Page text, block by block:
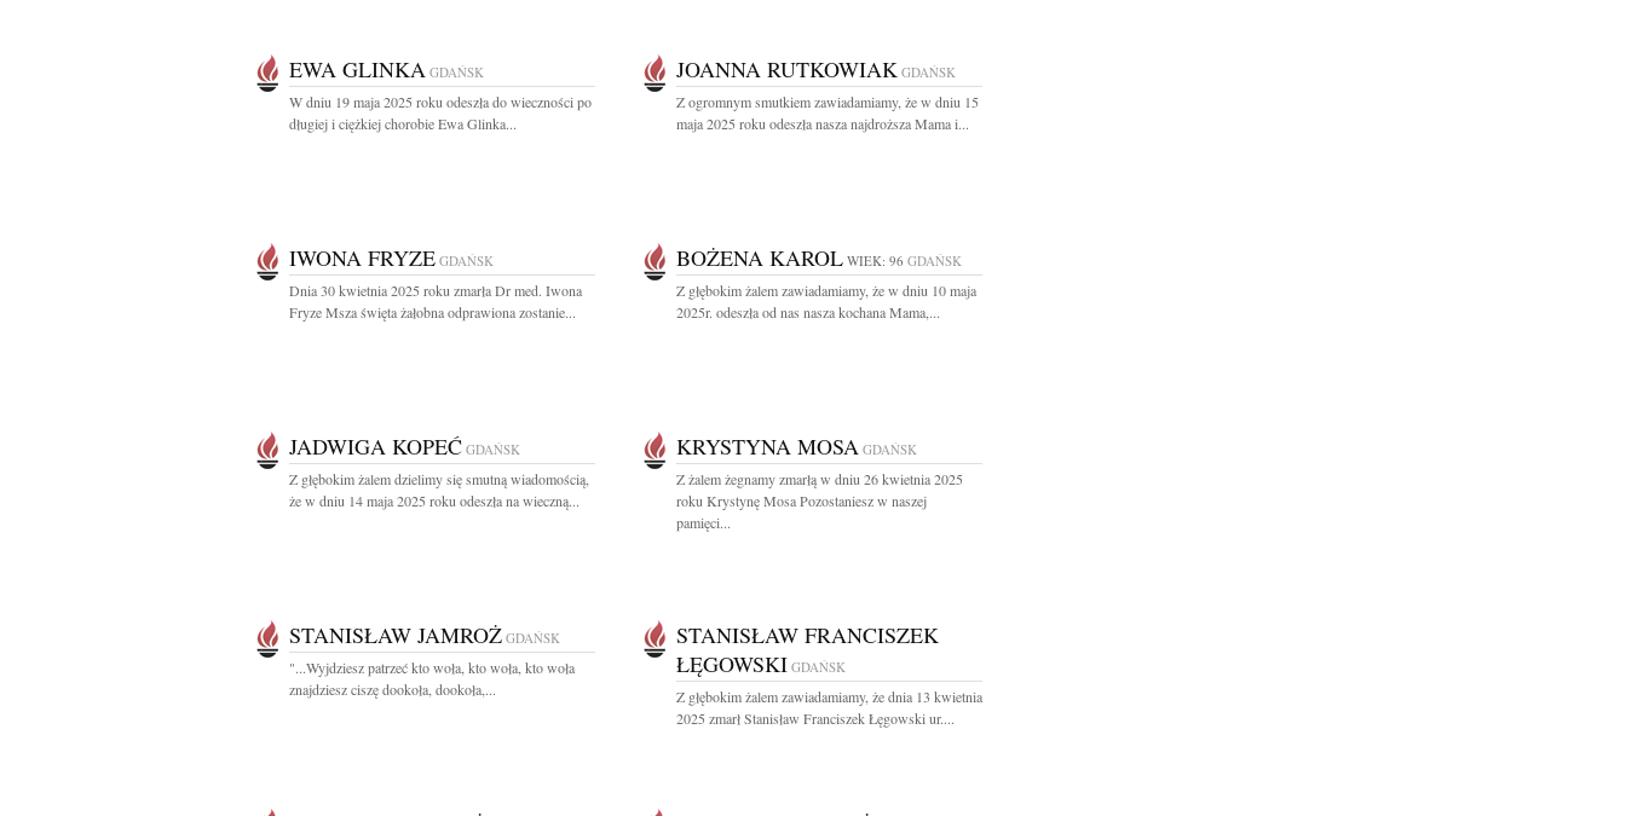
EWA GLINKA GDAŃSK
W dniu 19 maja 2025 roku odeszła do wieczności po
długiej i ciężkiej chorobie Ewa Glinka...
JOANNA RUTKOWIAK GDAŃSK
Z ogromnym smutkiem zawiadamiamy, że w dniu 15
maja 2025 roku odeszła nasza najdroższa Mama i...
IWONA FRYZE GDAŃSK
Dnia 30 kwietnia 2025 roku zmarła Dr med. Iwona
Fryze Msza święta żałobna odprawiona zostanie...
BOŻENA KAROL WIEK: 96 GDAŃSK
Z głębokim żalem zawiadamiamy, że w dniu 10 maja
2025r. odeszła od nas nasza kochana Mama,...
JADWIGA KOPEĆ GDAŃSK
Z głębokim żalem dzielimy się smutną wiadomością,
że w dniu 14 maja 2025 roku odeszła na wieczną...
KRYSTYNA MOSA GDAŃSK
Z żalem żegnamy zmarłą w dniu 26 kwietnia 2025
roku Krystynę Mosa Pozostaniesz w naszej
pamięci...
STANISŁAW JAMROŻ GDAŃSK
"...Wyjdziesz patrzeć kto woła, kto woła, kto woła
znajdziesz ciszę dookoła, dookoła,...
STANISŁAW FRANCISZEK
ŁĘGOWSKI GDAŃSK
Z głębokim żalem zawiadamiamy, że dnia 13 kwietnia
2025 zmarł Stanisław Franciszek Łęgowski ur....